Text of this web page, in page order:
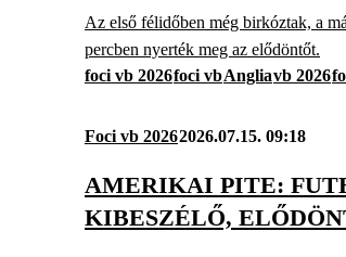
Az első félidőben még birkóztak, a
percben nyerték meg az elődöntőt.
foci vb 2026foci vbAngliavb 2026
Foci vb 20262026.07.15. 09:18
AMERIKAI PITE:
KIBESZÉLŐ,